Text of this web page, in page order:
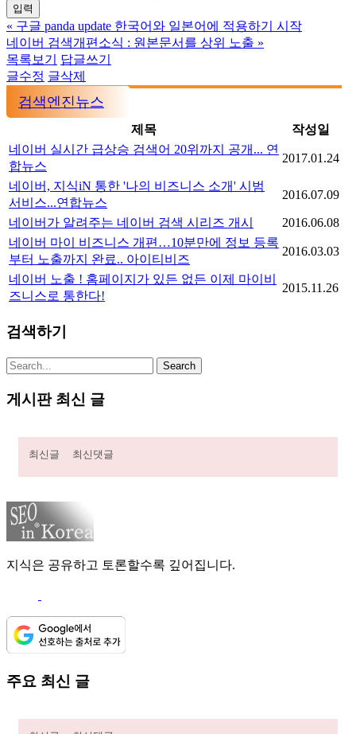
« 구글 panda update 한국어와 일본어에 적용하기 시작
네이버 검색개편소식 : 원본문서를 상위 노출 »
목록보기
답글쓰기
글수정 글삭제
검색엔진뉴스
제목
작성일
네이버 실시간 급상승 검색어 20위까지 공개... 연
합뉴스
2017.01.24
네이버, 지식iN 통한 '나의 비즈니스 소개' 시범
서비스...연합뉴스
2016.07.09
네이버가 알려주는 네이버 검색 시리즈 개시
2016.06.08
네이버 마이 비즈니스 개편…10분만에 정보 등록
부터 노출까지 완료.. 아이티비즈
2016.03.03
네이버 노출 ! 홈페이지가 있든 없든 이제 마이비
즈니스로 통한다!
2015.11.26
검색하기
게시판 최신 글
최신글 최신댓글
지식은 공유하고 토론할수록 깊어집니다.
주요 최신 글